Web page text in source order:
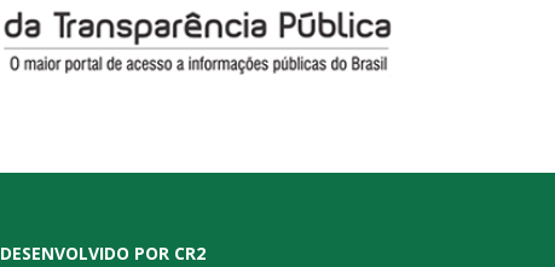
DESENVOLVIDO POR CR2